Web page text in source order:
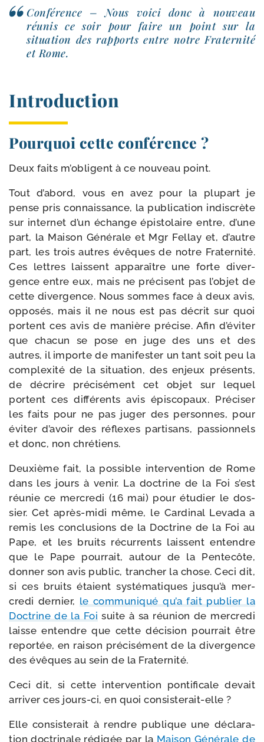
Conférence – Nous voi­ci donc à nou­veau
réunis ce soir pour faire un point sur la
situa­tion des rap­ports entre notre Fraternité
et Rome.
Introduction
Pourquoi cette conférence ?
Deux faits m’obligent à ce nou­veau point.
Tout d’abord, vous en avez pour la plu­part je
pense pris connais­sance, la publi­ca­tion indis­crète
sur inter­net d’un échange épis­to­laire entre, d’une
part, la Maison Générale et Mgr Fellay et, d’autre
part, les trois autres évêques de notre Fraternité.
Ces lettres laissent appa­raître une forte diver­
gence entre eux, mais ne pré­cisent pas l’objet de
cette diver­gence. Nous sommes face à deux avis,
oppo­sés, mais il ne nous est pas décrit sur quoi
portent ces avis de manière pré­cise. Afin d’éviter
que cha­cun se pose en juge des uns et des
autres, il importe de mani­fes­ter un tant soit peu la
com­plexi­té de la situa­tion, des enjeux pré­sents,
de décrire pré­ci­sé­ment cet objet sur lequel
portent ces dif­fé­rents avis épis­co­paux. Préciser
les faits pour ne pas juger des per­sonnes, pour
évi­ter d’avoir des réflexes par­ti­sans, pas­sion­nels
et donc, non chrétiens.
Deuxième fait, la pos­sible inter­ven­tion de Rome
dans les jours à venir. La doc­trine de la Foi s’est
réunie ce mer­cre­di (16 mai) pour étu­dier le dos­
sier. Cet après-​midi même, le Cardinal Levada a
remis les conclu­sions de la Doctrine de la Foi au
Pape, et les bruits récur­rents laissent entendre
que le Pape pour­rait, autour de la Pentecôte,
don­ner son avis public, tran­cher la chose. Ceci dit,
si ces bruits étaient sys­té­ma­tiques jusqu’à mer­
cre­di der­nier, le com­mu­ni­qué qu’a fait publier la
Doctrine de la Foi suite à sa réunion de mer­cre­di
laisse entendre que cette déci­sion pour­rait être
repor­tée, en rai­son pré­ci­sé­ment de la diver­gence
des évêques au sein de la Fraternité.
Ceci dit, si cette inter­ven­tion pon­ti­fi­cale devait
arri­ver ces jours-​ci, en quoi consisterait-elle ?
Elle consis­te­rait à rendre publique une décla­ra­
tion doc­tri­nale rédi­gée par laMaison Générale de